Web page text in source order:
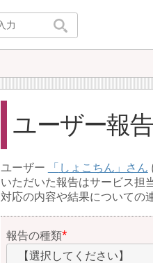
ユーザー報告
ユーザー しょこちん
いただいた報告はサービス担
対応の内容や結果についての
報告の種類
【選択してください】